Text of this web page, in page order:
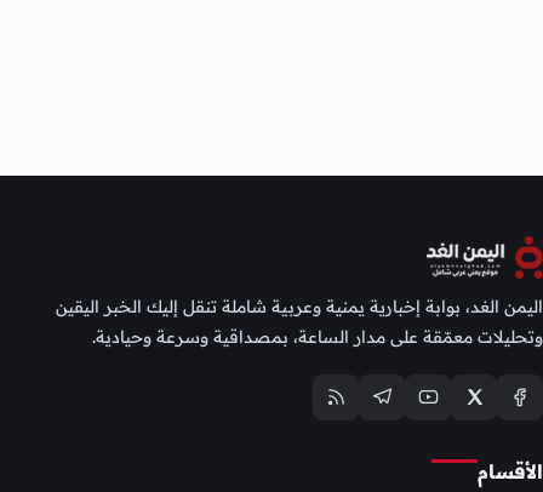
اليمن الغد، بوابة إخبارية يمنية وعربية شاملة تنقل إليك الخبر اليقين
وتحليلات معمّقة على مدار الساعة، بمصداقية وسرعة وحيادية.
الأقسام